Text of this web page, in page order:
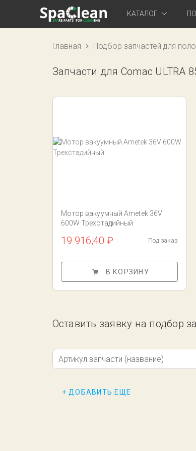
КАТАЛОГ
Главная Подбор запчастей для
Запчасти для Comac ULTRA
Мотор вакуумный Ametek 36V
600W Трехстадийный
19 916,40 ₽ Под заказ
В КОРЗИНУ
Оставить заявку на подбор
Артикул запчасти (название)
+ ДОБАВИТЬ ЕЩЕ